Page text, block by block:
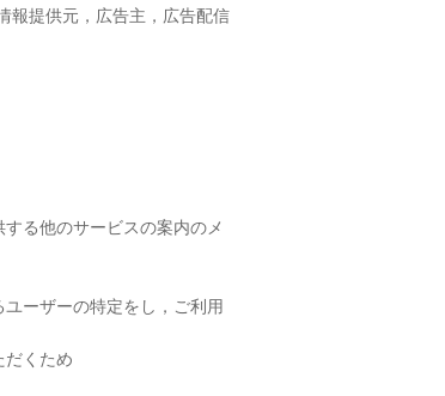
報提供元，広告主，広告配信
る他のサービスの案内のメ
ーザーの特定をし，ご利用
だくため